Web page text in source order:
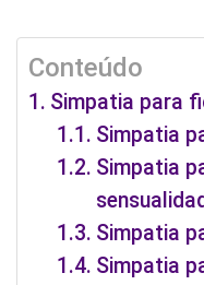
Conteúdo
Simpatia para
Simpatia
Simpatia
Simpatia
Simpatia